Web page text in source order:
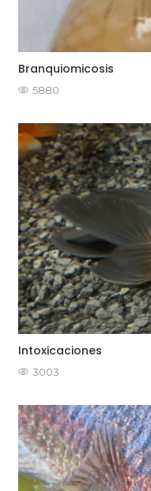
Branquiomicosis
5880
Intoxicaciones
3003